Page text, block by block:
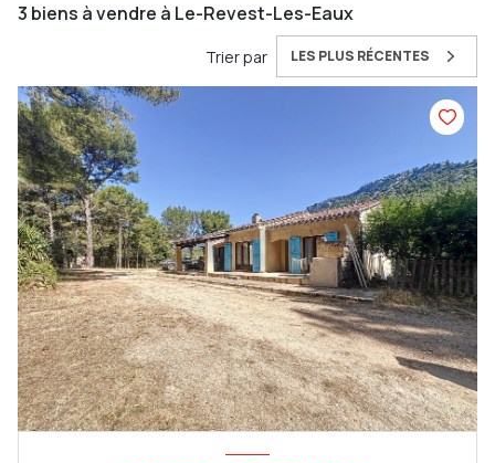
3 biens à vendre à Le-Revest-Les-Eaux
Trier par LES PLUS RÉCENTES